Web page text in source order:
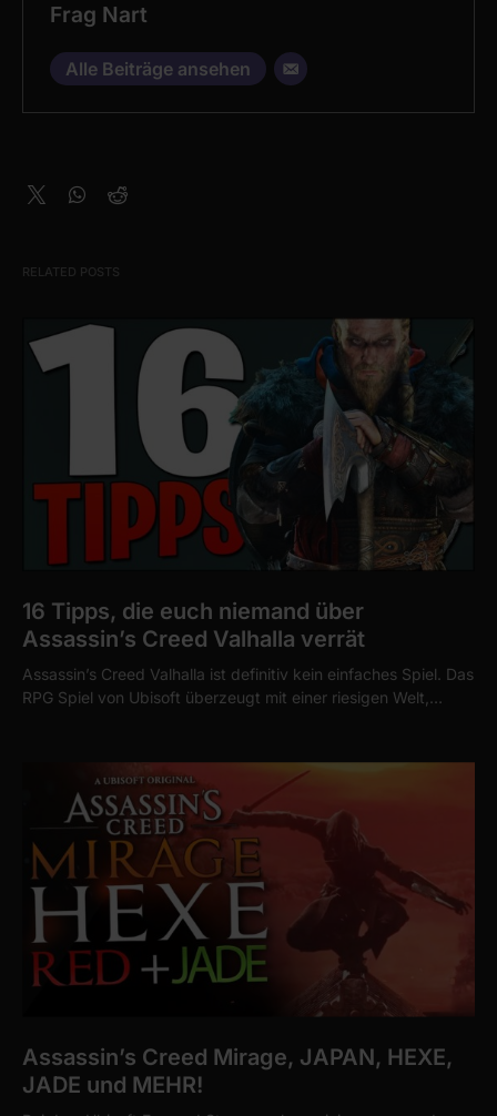
Frag Nart
Alle Beiträge ansehen
RELATED POSTS
16 Tipps, die euch niemand über
Assassin’s Creed Valhalla verrät
Assassin’s Creed Valhalla ist definitiv kein einfaches Spiel. Das
RPG Spiel von Ubisoft überzeugt mit einer riesigen Welt,…
Assassin’s Creed Mirage, JAPAN, HEXE,
JADE und MEHR!